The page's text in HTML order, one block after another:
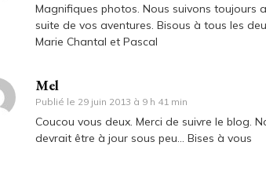
Magnifiques photos. Nous suivons toujours
suite de vos aventures. Bisous à tous les
Marie Chantal et Pascal
Mel
Publié le 29 juin 2013 à 9 h 41 min
Coucou vous deux. Merci de suivre le blog.
devrait être à jour sous peu… Bises à vous